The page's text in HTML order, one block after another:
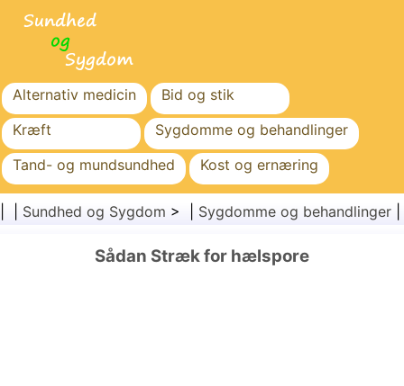
Alternativ medicin
Bid og stik
Kræft
Sygdomme og behandlinger
Tand- og mundsundhed
Kost og ernæring
Familiesundhed
Sundhedssektoren
Sundhed og Sygdom > | Sygdomme og behandlinger
Sådan Stræk for hælspore